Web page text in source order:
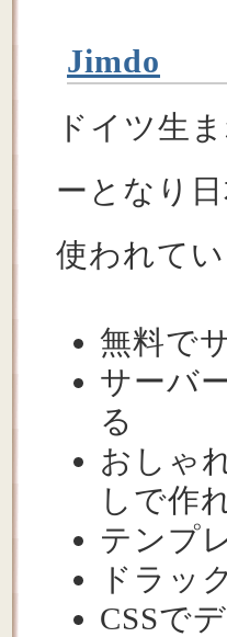
Jimdo
ドイツ生
ーとなり
使われて
無料で
サーバ
る
おしゃ
しで作
テンプ
ドラッ
CSSで